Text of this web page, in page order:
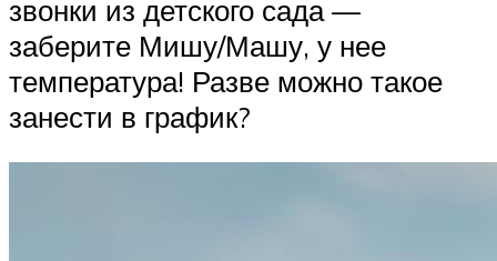
звонки из детского сада —
заберите Мишу/Машу, у нее
температура! Разве можно такое
занести в график?